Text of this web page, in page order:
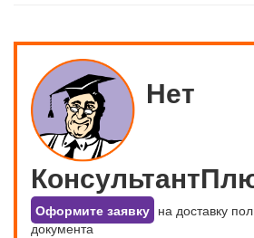
Нет
Оформите заявку на доставку
документа